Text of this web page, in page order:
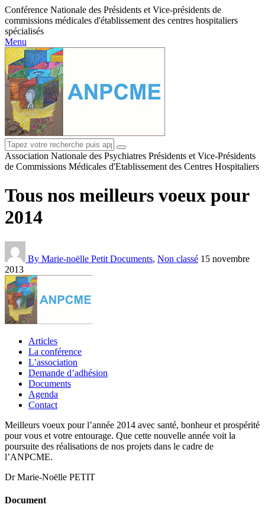
Conférence Nationale des Présidents et Vice-présidents de
commissions médicales d'établissement des centres hospitaliers
spécialisés
Menu
Association Nationale des Psychiatres Présidents et Vice-Présidents
de Commissions Médicales d'Etablissement des Centres Hospitaliers
Tous nos meilleurs voeux pour
2014
By Marie-noëlle Petit Documents, Non classé 15 novembre
2013
Articles
La conférence
L’association
Demande d’adhésion
Documents
Agenda
Contact
Meilleurs voeux pour l’année 2014 avec santé, bonheur et prospérité
pour vous et votre entourage. Que cette nouvelle année voit la
poursuite des réalisations de nos projets dans le cadre de
l’ANPCME.
Dr Marie-Noëlle PETIT
Document